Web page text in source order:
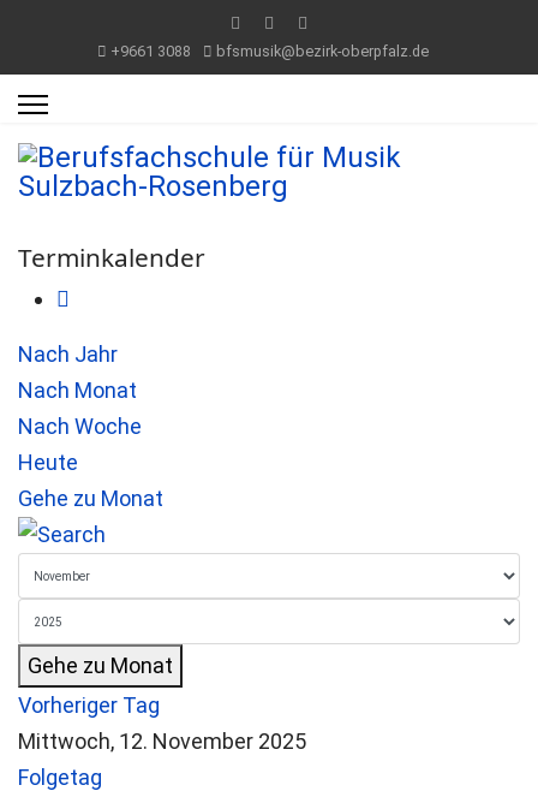
+9661 3088 bfsmusik@bezirk-oberpfalz.de
Terminkalender
Nach Jahr
Nach Monat
Nach Woche
Heute
Gehe zu Monat
Gehe zu Monat
Vorheriger Tag
Mittwoch, 12. November 2025
Folgetag